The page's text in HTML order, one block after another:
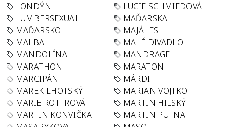
LONDÝN
LUCIE SCHMIEDOVÁ
LUMBERSEXUAL
MAĎARSKA
MAĎARSKO
MAJÁLES
MALBA
MALÉ DIVADLO
MANDOLÍNA
MANDRAGE
MARATHON
MARATON
MARCIPÁN
MÁRDI
MAREK LHOTSKÝ
MARIAN VOJTKO
MARIE ROTTROVÁ
MARTIN HILSKÝ
MARTIN KONVIČKA
MARTIN PUTNA